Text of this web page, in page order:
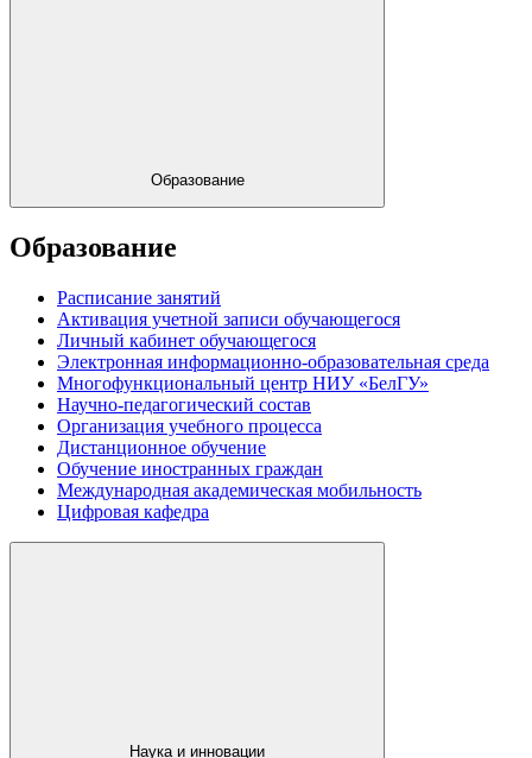
Образование
Образование
Расписание занятий
Активация учетной записи обучающегося
Личный кабинет обучающегося
Электронная информационно-образовательная среда
Многофункциональный центр НИУ «БелГУ»
Научно-педагогический состав
Организация учебного процесса
Дистанционное обучение
Обучение иностранных граждан
Международная академическая мобильность
Цифровая кафедра
Наука и инновации